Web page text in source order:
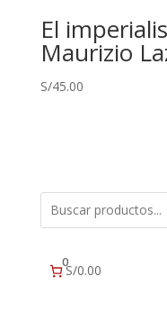
El
Maurizio
S/45.00
0S/0.00